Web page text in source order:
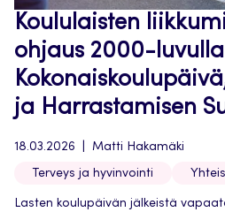
Koululaisten
ohjaus 2000-
ja Harrastamisen
18.03.2026 Matti Hakamäki
Terveys ja hyvinvointi
Lasten koulupäivän jälkeistä